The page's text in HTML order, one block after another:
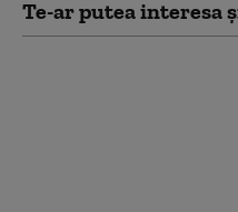
Te-ar putea interesa